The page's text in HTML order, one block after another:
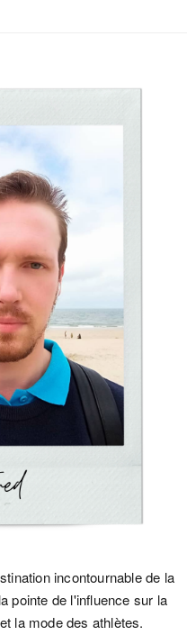
incontournable de la
pointe de l'influence sur la
la mode des athlètes.